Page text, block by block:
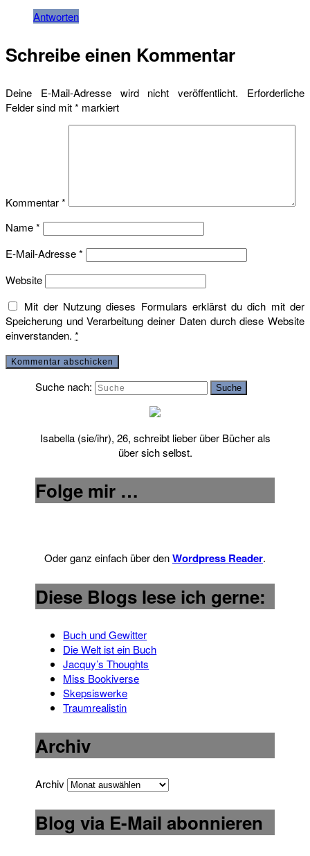
Antworten
Schreibe einen Kommentar
Deine E-Mail-Adresse wird nicht veröffentlicht.
Erforderliche
Felder sind mit* markiert
Kommentar*
Name*
E-Mail-Adresse*
Website
Mit der Nutzung dieses Formulars erklärst du dich mit der
Speicherung und Verarbeitung deiner Daten durch diese Website
einverstanden. *
Suche nach: Suche
Isabella (sie/ihr), 26, schreibt lieber über Bücher als
über sich selbst.
Folge mir …
Oder ganz einfach über denWordpress Reader.
Diese Blogs lese ich gerne:
Buch und Gewitter
Die Welt ist ein Buch
Jacquy’s Thoughts
Miss Bookiverse
Skepsiswerke
Traumrealistin
Archiv
Archiv
Blog via E-Mail abonnieren